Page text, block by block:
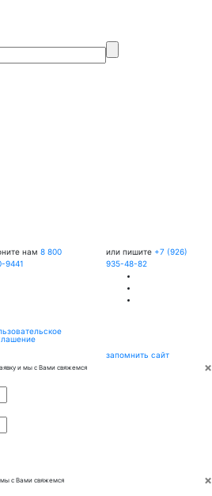
нам 8 800
9441
или пишите +7 (926)
935-48-82
запомнить сайт
×
и мы с Вами свяжемся
×
мы с Вами свяжемся